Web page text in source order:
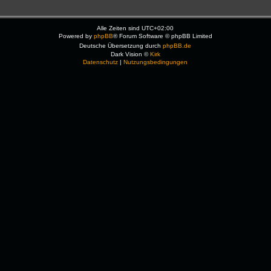
Alle Zeiten sindUTC+02:00
Powered by phpBB® Forum Software © phpBB Limited
Deutsche Übersetzung durchphpBB.de
Dark Vision ©Kirk
Datenschutz |Nutzungsbedingungen